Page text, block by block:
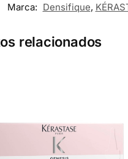
Marca: Densifique,
relacionados